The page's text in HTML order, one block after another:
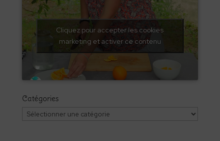
Cliquez pour accepter les cookies
marketing et activer ce contenu
Catégories
Catégories